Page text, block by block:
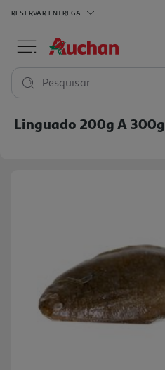
RESERVAR ENTREGA
Pesquisar
Linguado 200g A 300g